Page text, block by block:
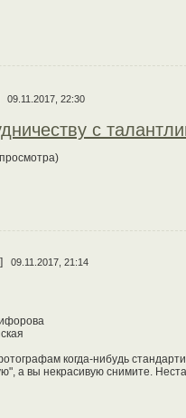
09.11.2017, 22:30
с
09.11.2017, 21:14
когда-нибудь
а вы некрасивую снимите.